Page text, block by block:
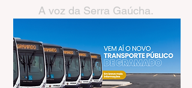
A voz da Serra Gaúcha.